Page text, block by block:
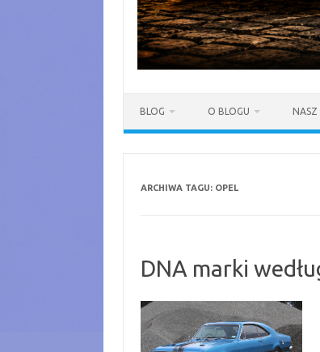
BLOG O BLOGU
ARCHIWA TAGU: OPEL
DNA marki